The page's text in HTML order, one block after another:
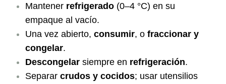
Mantener refrigerado (0–4 °C) en su
empaque al vacío.
Una vez abierto, consumir, o fraccionar y
congelar.
Descongelar siempre en refrigeración.
Separar crudos y cocidos; usar utensilios